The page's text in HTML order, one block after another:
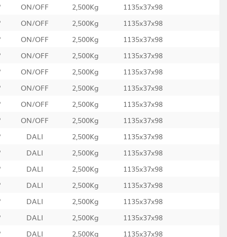
ON/OFF 2,500Kg
1135x37x98
ON/OFF 2,500Kg
1135x37x98
ON/OFF 2,500Kg
1135x37x98
ON/OFF 2,500Kg
1135x37x98
ON/OFF 2,500Kg
1135x37x98
ON/OFF 2,500Kg
1135x37x98
ON/OFF 2,500Kg
1135x37x98
ON/OFF 2,500Kg
1135x37x98
DALI 2,500Kg
1135x37x98
DALI 2,500Kg
1135x37x98
DALI 2,500Kg
1135x37x98
DALI 2,500Kg
1135x37x98
DALI 2,500Kg
1135x37x98
DALI 2,500Kg
1135x37x98
DALI 2,500Kg 1135x37x98